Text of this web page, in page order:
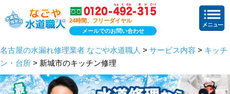
24時間、フリーダイヤル
メールでのお問い合わせ
名古屋の水漏れ修理業者 なごや水道職人 > サービス内容 > キッチ
ン・台所 > 新城市のキッチン修理